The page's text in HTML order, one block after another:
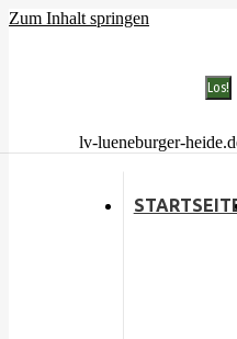
Zum Inhalt springen
lv-lueneburger-